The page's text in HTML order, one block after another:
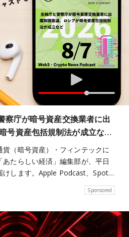
察庁が暗号資産交換業者に出
号資産包括規制法が成立な…
（暗号資産）・フィンテックに
たらしい経済」編集部が、平日
けします。Apple Podcast、Spot…
Sponsored